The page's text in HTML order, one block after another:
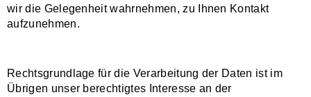
wir die Gelegenheit wahrnehmen, zu Ihnen Kontakt
aufzunehmen.
Rechtsgrundlage für die Verarbeitung der Daten ist im
Übrigen unser berechtigtes Interesse an der